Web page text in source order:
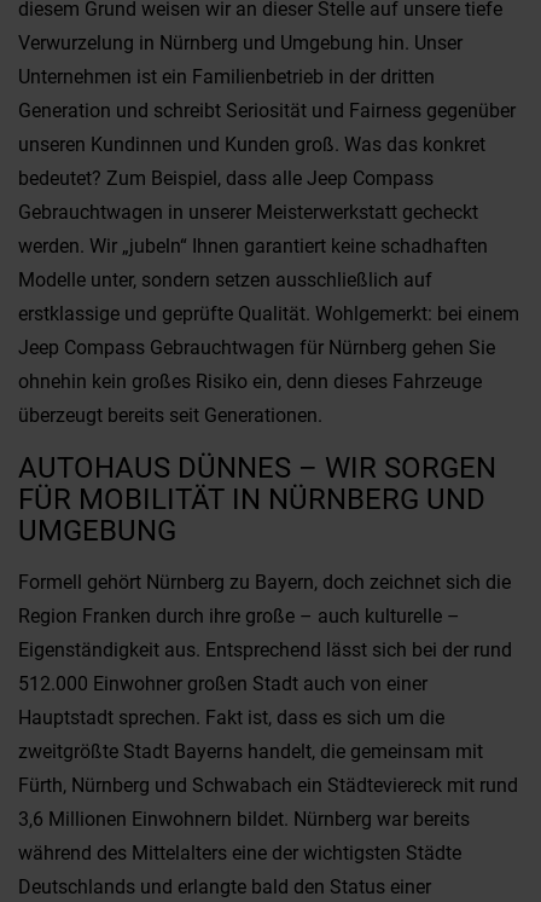
diesem Grund weisen wir an dieser Stelle auf unsere tiefe
Verwurzelung in Nürnberg und Umgebung hin. Unser
Unternehmen ist ein Familienbetrieb in der dritten
Generation und schreibt Seriosität und Fairness gegenüber
unseren Kundinnen und Kunden groß. Was das konkret
bedeutet? Zum Beispiel, dass alle Jeep Compass
Gebrauchtwagen in unserer Meisterwerkstatt gecheckt
werden. Wir „jubeln“ Ihnen garantiert keine schadhaften
Modelle unter, sondern setzen ausschließlich auf
erstklassige und geprüfte Qualität. Wohlgemerkt: bei einem
Jeep Compass Gebrauchtwagen für Nürnberg gehen Sie
ohnehin kein großes Risiko ein, denn dieses Fahrzeuge
überzeugt bereits seit Generationen.
AUTOHAUS DÜNNES – WIR SORGEN
FÜR MOBILITÄT IN NÜRNBERG UND
UMGEBUNG
Formell gehört Nürnberg zu Bayern, doch zeichnet sich die
Region Franken durch ihre große – auch kulturelle –
Eigenständigkeit aus. Entsprechend lässt sich bei der rund
512.000 Einwohner großen Stadt auch von einer
Hauptstadt sprechen. Fakt ist, dass es sich um die
zweitgrößte Stadt Bayerns handelt, die gemeinsam mit
Fürth, Nürnberg und Schwabach ein Städteviereck mit rund
3,6 Millionen Einwohnern bildet. Nürnberg war bereits
während des Mittelalters eine der wichtigsten Städte
Deutschlands und erlangte bald den Status einer